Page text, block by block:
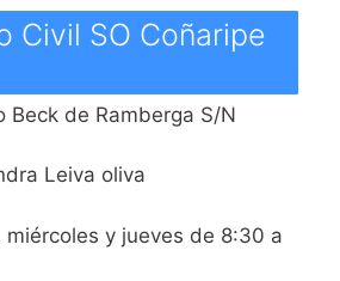
Civil SO Coñaripe
Beck de Ramberga S/N
Leiva oliva
miércoles y jueves de 8:30 a